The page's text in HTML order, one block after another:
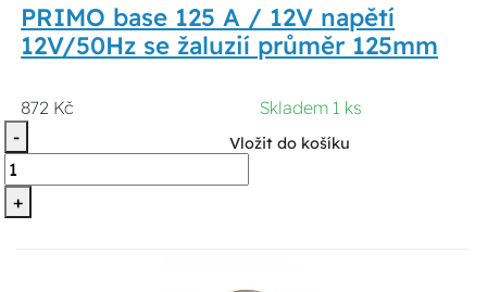
PRIMO base 125 A / 12V napětí
12V/50Hz se žaluzií průměr 125mm
872 Kč
Skladem 1 ks
-
+
Vložit do košíku